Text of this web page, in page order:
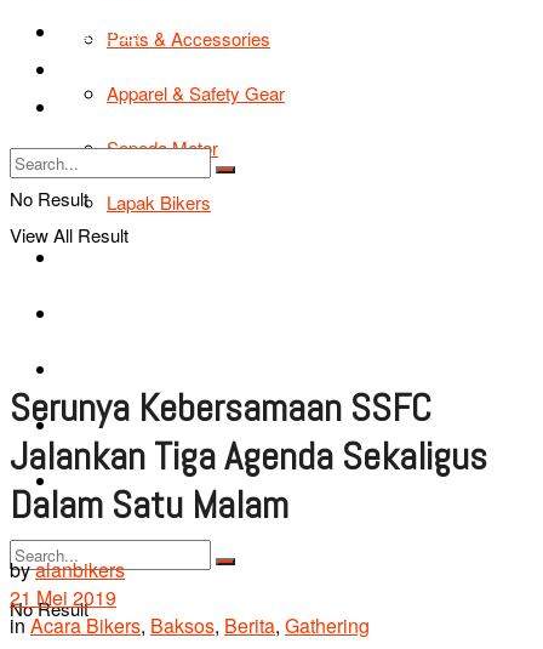
Parts & Accessories
Apparel & Safety Gear
Sepeda Motor
Lapak Bikers
Bikers Cars
No Result
TIPS & TRIK
Tentang Kami
No Result
View All Result
Serunya Kebersamaan SSFC
Jalankan Tiga Agenda Sekaligus
Dalam Satu Malam
byalanbikers
21 Mei 2019
in Acara Bikers, Baksos, Berita, Gathering